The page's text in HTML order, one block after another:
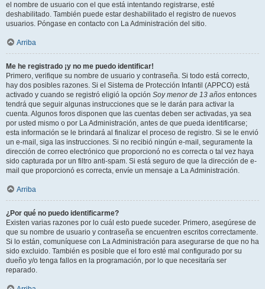
el nombre de usuario con el que está intentando registrarse, esté
deshabilitado. También puede estar deshabilitado el registro de nuevos
usuarios. Póngase en contacto con La Administración del sitio.
Arriba
Me he registrado ¡y no me puedo identificar!
Primero, verifique su nombre de usuario y contraseña. Si todo está correcto,
hay dos posibles razones. Si el Sistema de Protección Infantil (APPCO) está
activado y cuando se registró eligió la opción Soy menor de 13 años entonces
tendrá que seguir algunas instrucciones que se le darán para activar la
cuenta. Algunos foros disponen que las cuentas deben ser activadas, ya sea
por usted mismo o por La Administración, antes de que pueda identificarse;
esta información se le brindará al finalizar el proceso de registro. Si se le envió
un e-mail, siga las instrucciones. Si no recibió ningún e-mail, seguramente la
dirección de correo electrónico que proporcionó no es correcta o tal vez haya
sido capturada por un filtro anti-spam. Si está seguro de que la dirección de e-
mail que proporcionó es correcta, envíe un mensaje a La Administración.
Arriba
¿Por qué no puedo identificarme?
Existen varias razones por lo cuál esto puede suceder. Primero, asegúrese de
que su nombre de usuario y contraseña se encuentren escritos correctamente.
Si lo están, comuníquese con La Administración para asegurarse de que no ha
sido excluido. También es posible que el foro esté mal configurado por su
dueño y/o tenga fallos en la programación, por lo que necesitaría ser
reparado.